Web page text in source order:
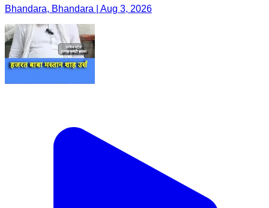
Bhandara, Bhandara | Aug 3, 2026